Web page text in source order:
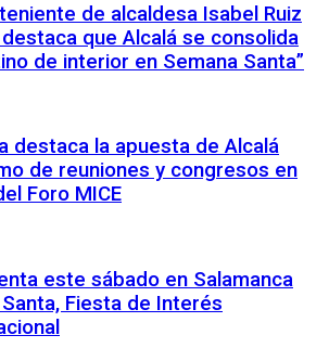
de alcaldesa Isabel Ruiz
que Alcalá se consolida
de interior en Semana Santa”
destaca la apuesta de Alcalá
de reuniones y congresos en
Foro MICE
este sábado en Salamanca
Fiesta de Interés